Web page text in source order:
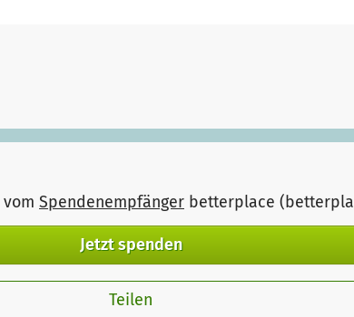
vom Spendenempfänger betterplace
Jetzt spenden
Teilen